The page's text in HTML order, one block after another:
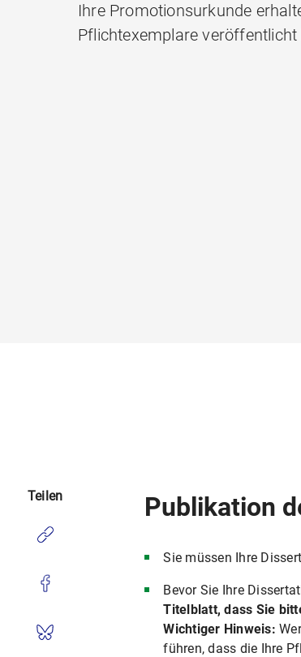
Ihre Promotionsurkunde
Pflichtexemplare veröffentlicht
Publikation
Sie müssen Ihre
Bevor Sie Ihre
Titelblatt, dass Sie
Wichtiger Hinweis:
führen, dass die Ihre
Teilen